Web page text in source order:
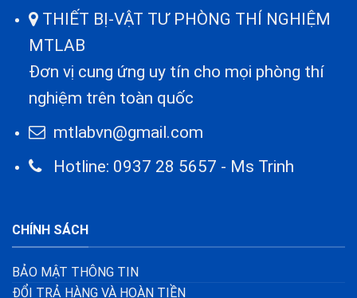
THIẾT BỊ-VẬT TƯ PHÒNG THÍ NGHIỆM
MTLAB
Đơn vị cung ứng uy tín cho mọi phòng thí
nghiệm trên toàn quốc
mtlabvn@gmail.com
Hotline: 0937 28 5657 - Ms Trinh
CHÍNH SÁCH
BẢO MẬT THÔNG TIN
ĐỔI TRẢ HÀNG VÀ HOÀN TIỀN